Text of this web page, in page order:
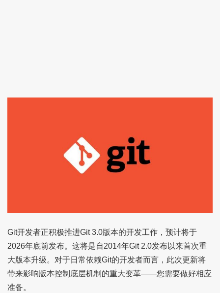
Git开发者正积极推进Git 3.0版本的开发工作，预计将于
2026年底前发布。这将是自2014年Git 2.0发布以来首次重
大版本升级。对于日常依赖Git的开发者而言，此次更新将
带来影响版本控制底层机制的重大变革——您需要做好相应
准备。